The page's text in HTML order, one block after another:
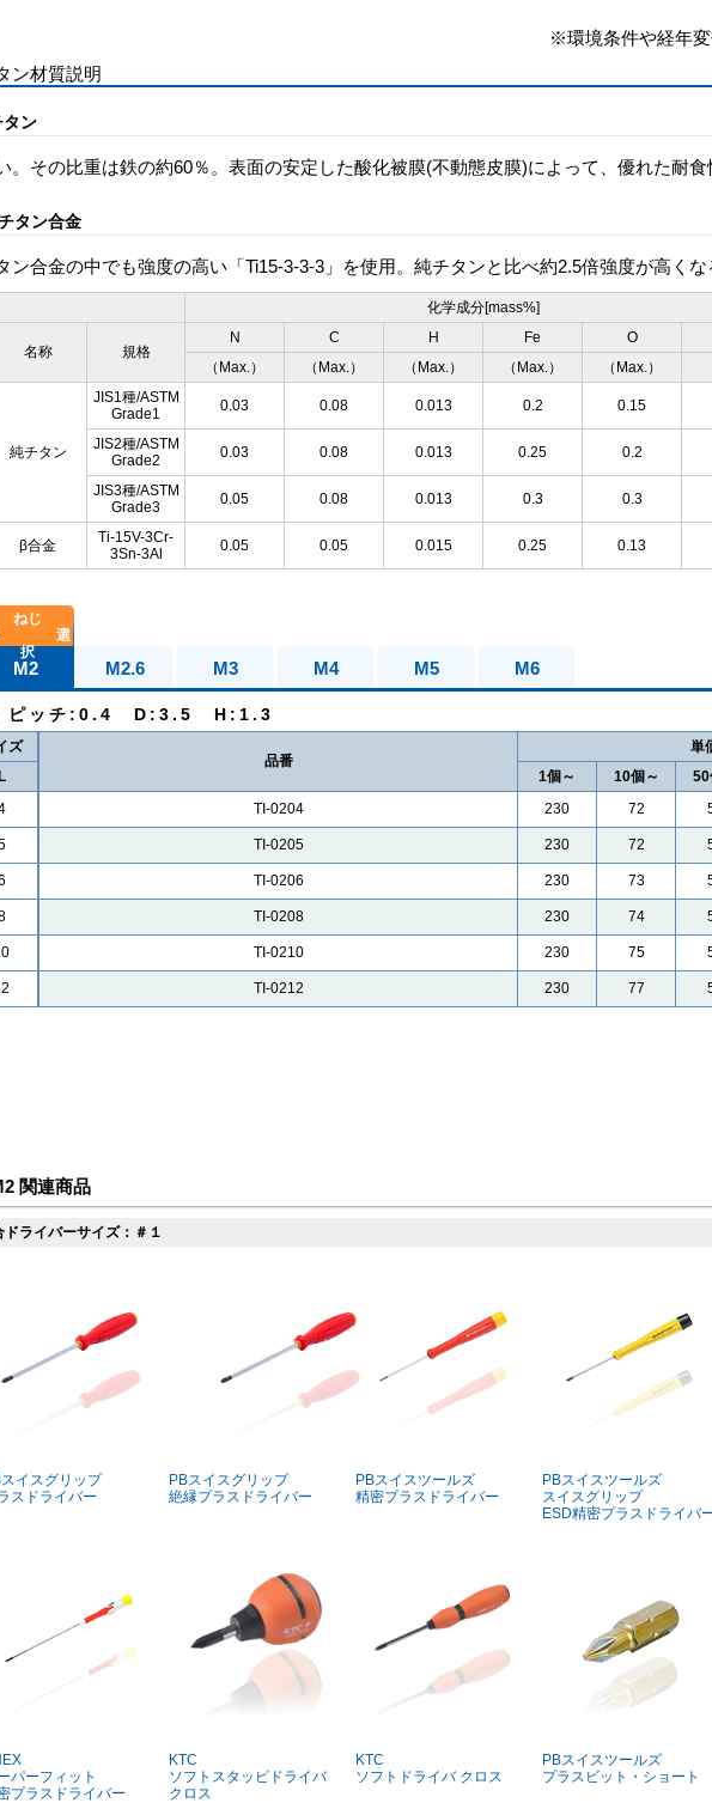
※環境条件や経年変
ン材質説明
タン
。その比重は鉄の約60％。表面の安定した酸化被膜(不動態皮膜)によって、優れた耐食
タン合金
ン合金の中でも強度の高い「Ti15-3-3-3」を使用。純チタンと比べ約2.5倍強度が高くな
化学成分[mass%]
名称 規格
N C H Fe O
（Max.）
（Max.） （Max.） （Max.） （Max.）
純チタン
JIS1種/ASTM
Grade1
0.03 0.08 0.013 0.2 0.15
JIS2種/ASTM
Grade2
0.03 0.08 0.013 0.25 0.2
JIS3種/ASTM
Grade3
0.05 0.08 0.013 0.3 0.3
β合金
Ti-15V-3Cr-
3Sn-3Al
0.05 0.05 0.015 0.25 0.13
M2 M2.6 M3 M4 M5 M6
ピッチ:0.4 D:3.5 H:1.3
ズ
品番
単
L 1個～ 10個～ 50
TI-0204 230 72
TI-0205 230 72
TI-0206 230 73
TI-0208 230 74
TI-0210 230 75
TI-0212 230 77
関連商品
ドライバーサイズ：＃１
イスグリップ
スドライバー
PBスイスグリップ
絶縁プラスドライバー
PBスイスツールズ
精密プラスドライバー
PBスイスツールズ
スイスグリップ
ESD精密プラスドライバ
パーフィット
プラスドライバー
KTC
ソフトスタッビドライバ
クロス
KTC
ソフトドライバ クロス
PBスイスツールズ
プラスビット・ショート